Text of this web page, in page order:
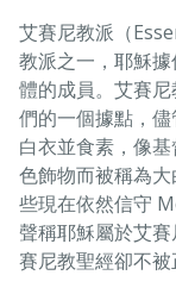
艾賽尼教派（
教派之一，耶穌
體的成員。艾賽
們的一個據點，
白衣並食素，像
色飾物而被稱為
些現在依然信守
聲稱耶穌屬於艾
賽尼教聖經卻不被